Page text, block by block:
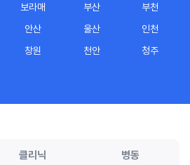
보라매 부산
부천
안산 울산
인천
창원 천안
청주
클리닉 병동